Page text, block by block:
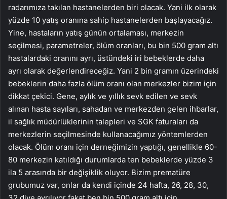
radarımıza takılan hastanelerden biri olacak. Yani ilk olarak
yüzde 10 yatış oranına sahip hastanelerden başlayacağız.
Yine, hastaların yatış günün ortalaması, merkezin
seçilmesi, parametreler, ölüm oranları, bu bin 500 gram altı
hastalardaki oranını ayrı, üstündeki iri bebeklerde daha
ayrı olarak değerlendireceğiz. Yani 2 bin gramın üzerindeki
bebeklerin daha fazla ölüm oranı olan merkezler bizim için
dikkat çekici. Gene, aylık ve yıllık sevk edilen ve sevk
alınan hasta sayıları, sahadan ve merkezden gelen ihbarlar,
il sağlık müdürlüklerinin talepleri ve SGK faturaları da
merkezlerin seçilmesinde kullanacağımız yöntemlerden
olacak. Ölüm oranı için derneğimizin yaptığı, genellikle 60-
80 merkezin katıldığı durumlarda ten bebeklerde yüzde 3
ila 5 arasında bir değişiklik oluyor. Bizim prematüre
grubumuz var, onlar da kendi içinde 24 hafta, 26, 28, 30,